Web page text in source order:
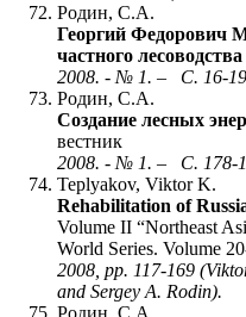
Родин, С.А.
Георгий Федорович
частного лесоводства
2008. - № 1. – С. 16-
Родин, С.А.
Создание лесных
вестник
2008. - № 1. – С. 178-
Teplyakov, Viktor K.
Rehabilitation of
Volume II “Northeast
World Series. Volume
2008, pp. 117-169
and Sergey A. Rodin).
Родин, С.А.